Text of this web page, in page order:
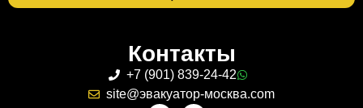
Контакты
+7 (901) 839-24-42
site@эвакуатор-москва.com